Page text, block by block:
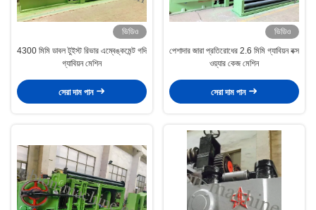
ভিডিও
4300 মিমি ডাবল টুইস্ট রিভার এম্বেঙ্কমেন্ট গদি
গ্যাবিয়ন মেশিন
সেরা দাম পান
ভিডিও
পেশাদার জারা প্রতিরোধের 2.6 মিমি গ্যাবিয়ন বক্স
ওয়্যার কেজ মেশিন
সেরা দাম পান